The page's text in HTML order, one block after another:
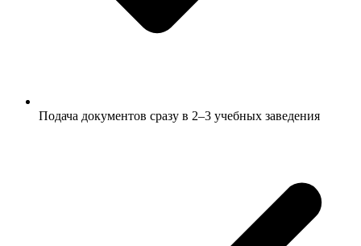
Подача документов сразу в 2–3 учебных заведения